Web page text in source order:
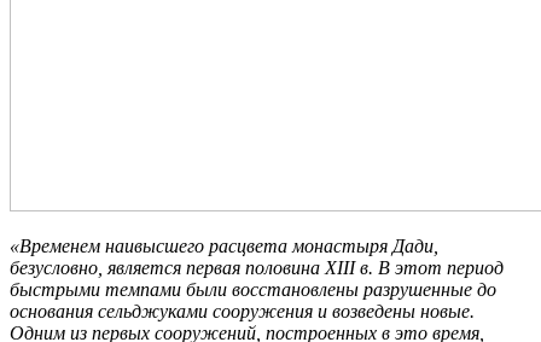
«Временем наивысшего расцвета монастыря Дади,
безусловно, является первая половина XIII в. В этот период
быстрыми темпами были восстановлены разрушенные до
основания сельджуками сооружения и возведены новые.
Одним из первых сооружений, построенных в это время,